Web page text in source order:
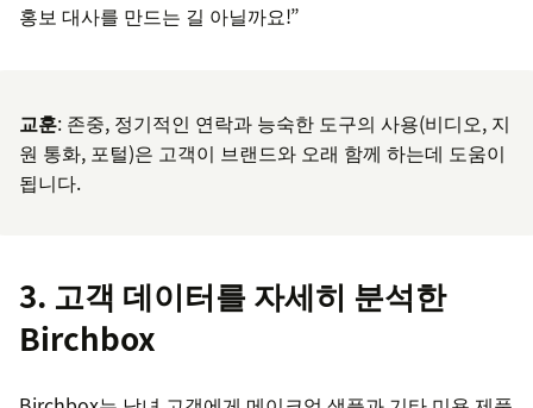
홍보 대사를 만드는 길 아닐까요!”
교훈: 존중, 정기적인 연락과 능숙한 도구의 사용(비디오, 지
원 통화, 포털)은 고객이 브랜드와 오래 함께 하는데 도움이
됩니다.
3. 고객 데이터를 자세히 분석한
Birchbox